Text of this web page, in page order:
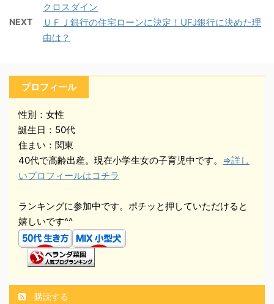
クロスダイン
NEXT
ＵＦＪ銀行の住宅ローンに決定！UFJ銀行に決めた理
由は？
プロフィール
性別：女性
誕生日：50代
住まい：関東
40代で高齢出産。現在小学生女の子育児中です。 ⇒詳し
いプロフィールはコチラ
ランキングに参加中です。ポチッと押していただけると
嬉しいです^^
購読する